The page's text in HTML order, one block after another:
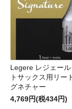
Legere レジェー
トサックス用リー
グネチャー
4,769円(税434円)